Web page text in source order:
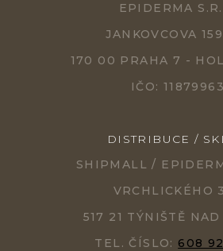
EPIDERMA
JANKOVCOVA
170 00 PRAHA 7 -
IČO: 11879963
DISTRIBUCE /
SHIPMALL /
VRCHLICKÉHO
517 21 TÝNIŠTĚ
TEL. ČÍSLO: 608